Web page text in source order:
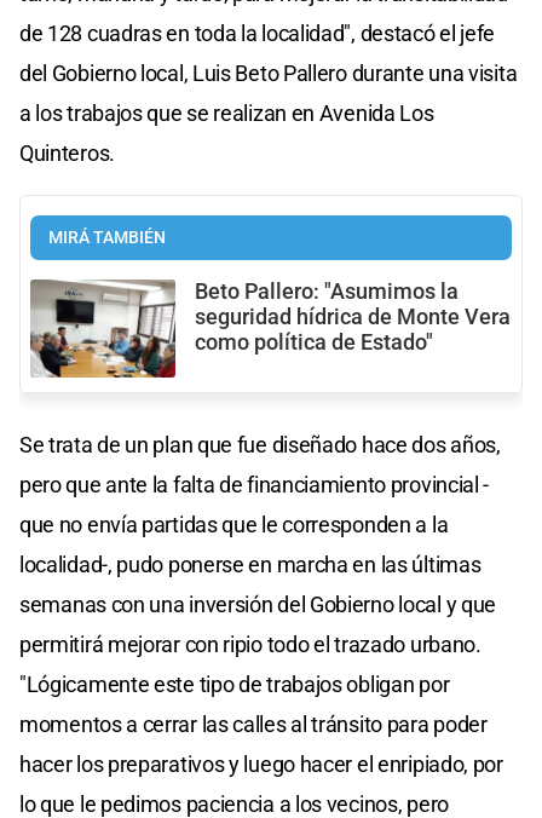
de 128 cuadras en toda la localidad", destacó el jefe
del Gobierno local, Luis Beto Pallero durante una visita
a los trabajos que se realizan en Avenida Los
Quinteros.
MIRÁ TAMBIÉN
Beto Pallero: "Asumimos la
seguridad hídrica de Monte Vera
como política de Estado"
Se trata de un plan que fue diseñado hace dos años,
pero que ante la falta de financiamiento provincial -
que no envía partidas que le corresponden a la
localidad-, pudo ponerse en marcha en las últimas
semanas con una inversión del Gobierno local y que
permitirá mejorar con ripio todo el trazado urbano.
"Lógicamente este tipo de trabajos obligan por
momentos a cerrar las calles al tránsito para poder
hacer los preparativos y luego hacer el enripiado, por
lo que le pedimos paciencia a los vecinos, pero